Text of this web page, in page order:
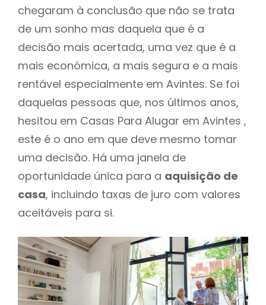
chegaram à conclusão que não se trata
de um sonho mas daquela que é a
decisão mais acertada, uma vez que é a
mais económica, a mais segura e a mais
rentável especialmente em Avintes. Se foi
daquelas pessoas que, nos últimos anos,
hesitou em Casas Para Alugar em Avintes ,
este é o ano em que deve mesmo tomar
uma decisão. Há uma janela de
oportunidade única para a aquisição de
casa, incluindo taxas de juro com valores
aceitáveis para si.